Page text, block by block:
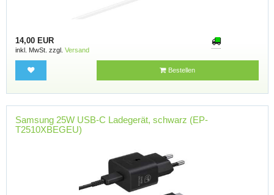
14,00 EUR
inkl. MwSt. zzgl. Versand
Bestellen
Samsung 25W USB-C Ladegerät, schwarz (EP-
T2510XBEGEU)